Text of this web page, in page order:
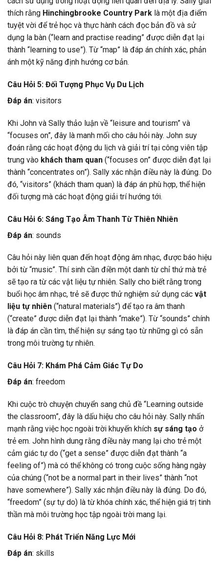
thích rằng Hinchingbrooke Country Park là một địa điểm
tuyệt vời để trẻ học và thực hành cách đọc bản đồ và sử
dụng la bàn (“learn and practise reading” được diễn đạt lại
thành “learning to use”). Từ “map” là đáp án chính xác, phản
ánh một kỹ năng định hướng cơ bản.
Câu Hỏi 5: Đối Tượng Phục Vụ Du Lịch
Đáp án: visitors
Khi John và Sally thảo luận về “leisure and tourism” và
“focuses on”, đây là manh mối cho câu hỏi này. John suy
đoán rằng các hoạt động du lịch và giải trí tại công viên tập
trung vào khách tham quan (“focuses on” được diễn đạt lại
thành “concentrates on”). Sally xác nhận điều này là đúng. Do
đó, “visitors” (khách tham quan) là đáp án phù hợp, thể hiện
đối tượng mà các hoạt động giải trí hướng tới.
Câu Hỏi 6: Sáng Tạo Âm Thanh Từ Thiên Nhiên
Đáp án: sounds
Câu hỏi này liên quan đến hoạt động âm nhạc, được báo hiệu
bởi từ “music”. Thí sinh cần điền một danh từ chỉ thứ mà trẻ
sẽ tạo ra từ các vật liệu tự nhiên. Sally cho biết rằng trong
buổi học âm nhạc, trẻ sẽ được thử nghiệm sử dụng các vật
liệu tự nhiên (“natural materials”) để tạo ra âm thanh
(“create” được diễn đạt lại thành “make”). Từ “sounds” chính
là đáp án cần tìm, thể hiện sự sáng tạo từ những gì có sẵn
trong môi trường tự nhiên.
Câu Hỏi 7: Khám Phá Cảm Giác Tự Do
Đáp án: freedom
Khi cuộc trò chuyện chuyển sang chủ đề “Learning outside
the classroom”, đây là dấu hiệu cho câu hỏi này. Sally nhấn
mạnh rằng việc học ngoài trời khuyến khích sự sáng tạo ở
trẻ em. John hình dung rằng điều này mang lại cho trẻ một
cảm giác tự do (“get a sense” được diễn đạt thành “a
feeling of”) mà có thể không có trong cuộc sống hàng ngày
của chúng (“not be a normal part in their lives” thành “not
have somewhere”). Sally xác nhận điều này là đúng. Do đó,
“freedom” (sự tự do) là từ khóa chính xác, thể hiện giá trị tinh
thần mà môi trường học tập ngoài trời mang lại.
Câu Hỏi 8: Phát Triển Năng Lực Mới
Đáp án: skills